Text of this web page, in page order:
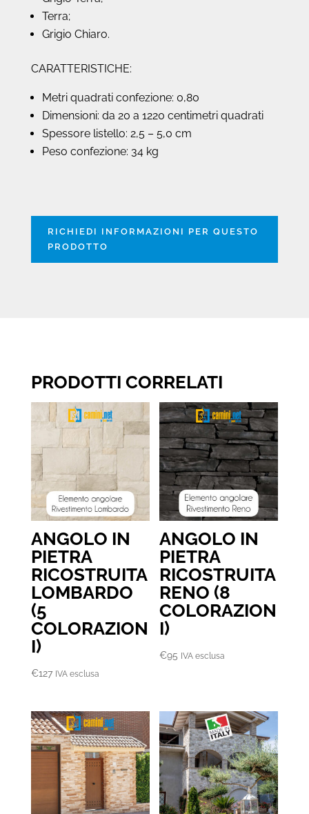
Terra;
Grigio Chiaro.
CARATTERISTICHE:
Metri quadrati confezione: 0,80
Dimensioni: da 20 a 1220 centimetri quadrati
Spessore listello: 2,5 – 5,0 cm
Peso confezione: 34 kg
RICHIEDI INFORMAZIONI PER QUESTO
PRODOTTO
PRODOTTI CORRELATI
ANGOLO IN
PIETRA
RICOSTRUITA
LOMBARDO
(5
COLORAZION
I)
€127 IVA esclusa
ANGOLO IN
PIETRA
RICOSTRUITA
RENO (8
COLORAZION
I)
€95 IVA esclusa